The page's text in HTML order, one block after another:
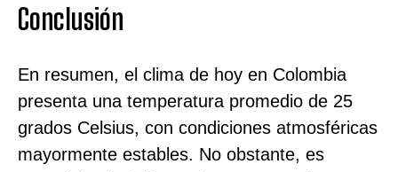
Conclusión
En resumen, el clima de hoy en Colombia
presenta una temperatura promedio de 25
grados Celsius, con condiciones atmosféricas
mayormente estables. No obstante, es